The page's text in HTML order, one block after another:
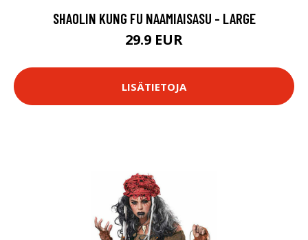
SHAOLIN KUNG FU NAAMIAISASU - LARGE
29.9 EUR
LISÄTIETOJA